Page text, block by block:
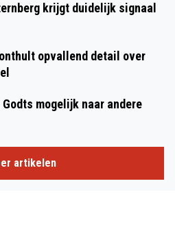
krijgt duidelijk signaal
opvallend detail over
Godts mogelijk naar andere
artikelen